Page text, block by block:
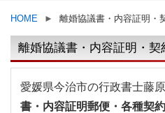
HOME ► 離婚協議書・内容証明・
離婚協議書・内容証明・
愛媛県今治市の行政書士藤原
書・内容証明郵便・各種契